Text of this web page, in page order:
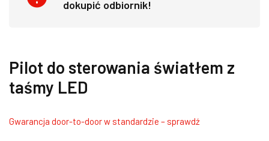
dokupić odbiornik!
Pilot do sterowania światłem z
taśmy LED
Gwarancja door-to-door w standardzie – sprawdź